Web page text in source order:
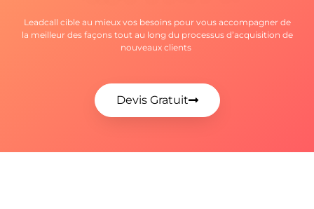
Leadcall cible au mieux vos besoins pour vous accompagner de
la meilleur des façons tout au long du processus d’acquisition de
nouveaux clients
Devis Gratuit